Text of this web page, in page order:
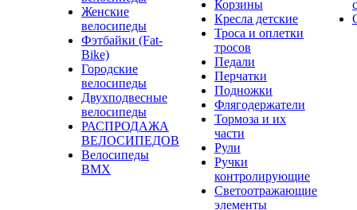
Женские
велосипеды
Фэтбайки (Fat-
Bike)
Городские
велосипеды
Двухподвесные
велосипеды
РАСПРОДАЖА
ВЕЛОСИПЕДОВ
Велосипеды
BMX
Корзины
Кресла детские
Троса и оплетки
тросов
Педали
Перчатки
Подножки
Флягодержатели
Тормоза и их
части
Рули
Ручки
контролирующие
Светоотражающие
элементы